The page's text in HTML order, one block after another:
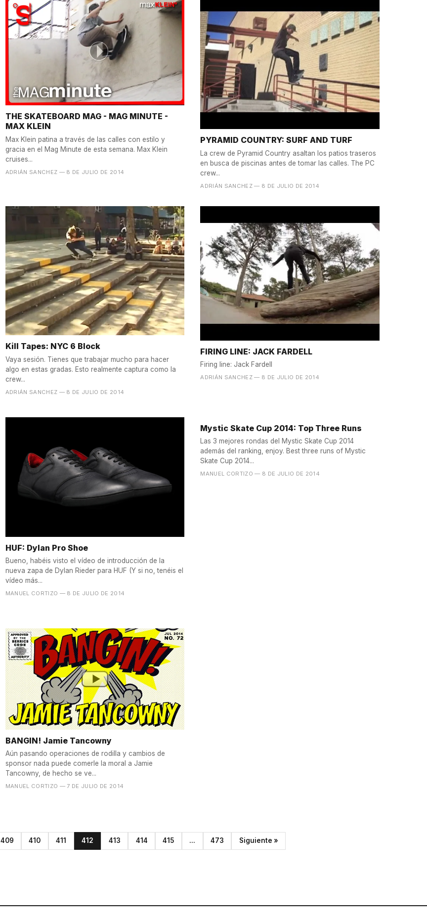
THE SKATEBOARD MAG - MAG MINUTE -
MAX KLEIN
Max Klein patina a través de las calles con estilo y
gracia en el Mag Minute de esta semana. Max Klein
cruises...
ADRIÁN SANCHEZ — 8 DE JULIO DE 2014
PYRAMID COUNTRY: SURF AND TURF
La crew de Pyramid Country asaltan los patios traseros
en busca de piscinas antes de tomar las calles. The PC
crew...
ADRIÁN SANCHEZ — 8 DE JULIO DE 2014
Kill Tapes: NYC 6 Block
Vaya sesión. Tienes que trabajar mucho para hacer
algo en estas gradas. Esto realmente captura como la
crew...
ADRIÁN SANCHEZ — 8 DE JULIO DE 2014
FIRING LINE: JACK FARDELL
Firing line: Jack Fardell
ADRIÁN SANCHEZ — 8 DE JULIO DE 2014
HUF: Dylan Pro Shoe
Bueno, habéis visto el vídeo de introducción de la
nueva zapa de Dylan Rieder para HUF (Y si no, tenéis el
vídeo más...
MANUEL CORTIZO — 8 DE JULIO DE 2014
Mystic Skate Cup 2014: Top Three Runs
Las 3 mejores rondas del Mystic Skate Cup 2014
además del ranking, enjoy. Best three runs of Mystic
Skate Cup 2014...
MANUEL CORTIZO — 8 DE JULIO DE 2014
BANGIN! Jamie Tancowny
Aún pasando operaciones de rodilla y cambios de
sponsor nada puede comerle la moral a Jamie
Tancowny, de hecho se ve...
MANUEL CORTIZO — 7 DE JULIO DE 2014
409 410 411 412 413 414 415 ... 473 Siguiente »